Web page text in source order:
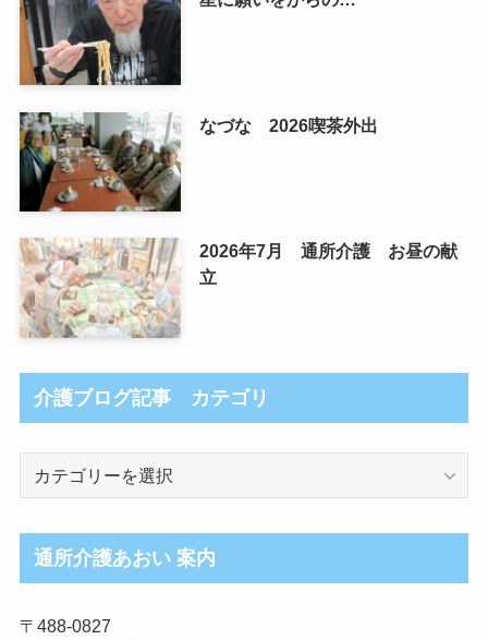
なづな 2026喫茶外出
2026年7月 通所介護 お昼の献
立
介護ブログ記事 カテゴリ
ロ
グ
事
通所介護あおい 案内
〒488-0827